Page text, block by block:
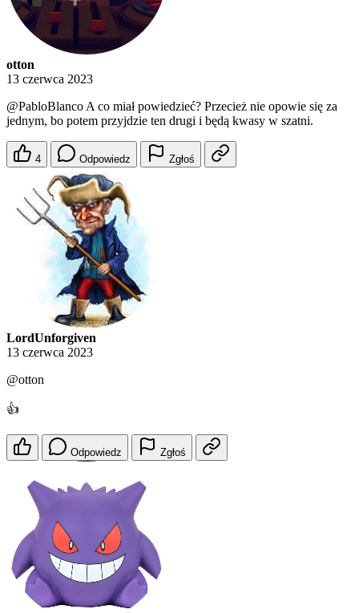
otton
13 czerwca 2023
@PabloBlanco A co miał powiedzieć? Przecież nie opowie się za
jednym, bo potem przyjdzie ten drugi i będą kwasy w szatni.
4 Odpowiedz Zgłoś
LordUnforgiven
13 czerwca 2023
@otton
👍
Odpowiedz Zgłoś